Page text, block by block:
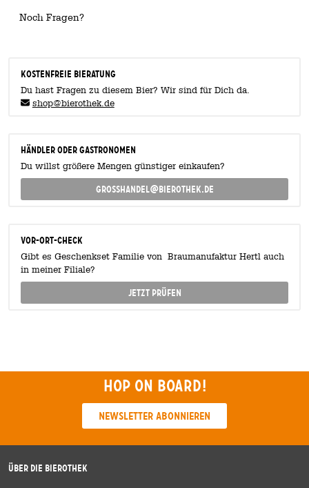
Noch Fragen?
KOSTENFREIE BIERATUNG
Du hast Fragen zu diesem Bier? Wir sind für Dich da.
shop@bierothek.de
Händler oder Gastronomen
Du willst größere Mengen günstiger einkaufen?
grosshandel@bierothek.de
Vor-Ort-Check
Gibt es Geschenkset Familie von Braumanufaktur Hertl auch
in meiner Filiale?
Jetzt prüfen
Hop on board!
Newsletter abonnieren
Über die Bierothek